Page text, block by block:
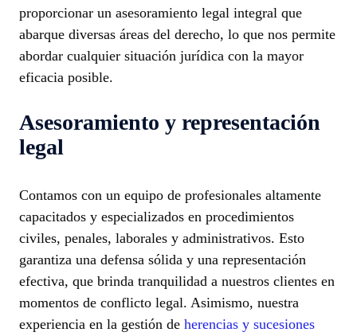
proporcionar un asesoramiento legal integral que
abarque diversas áreas del derecho, lo que nos permite
abordar cualquier situación jurídica con la mayor
eficacia posible.
Asesoramiento y representación
legal
Contamos con un equipo de profesionales altamente
capacitados y especializados en procedimientos
civiles, penales, laborales y administrativos. Esto
garantiza una defensa sólida y una representación
efectiva, que brinda tranquilidad a nuestros clientes en
momentos de conflicto legal. Asimismo, nuestra
experiencia en la gestión de herencias y sucesiones